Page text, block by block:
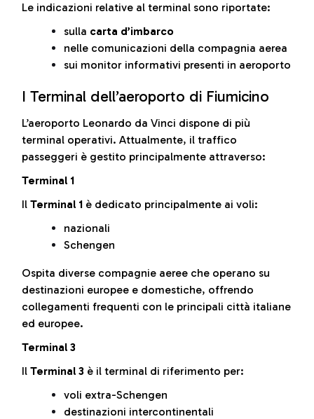
Le indicazioni relative al terminal sono riportate:
sulla carta d’imbarco
nelle comunicazioni della compagnia aerea
sui monitor informativi presenti in aeroporto
I Terminal dell’aeroporto di Fiumicino
L’aeroporto Leonardo da Vinci dispone di più
terminal operativi. Attualmente, il traffico
passeggeri è gestito principalmente attraverso:
Terminal 1
Il Terminal 1 è dedicato principalmente ai voli:
nazionali
Schengen
Ospita diverse compagnie aeree che operano su
destinazioni europee e domestiche, offrendo
collegamenti frequenti con le principali città italiane
ed europee.
Terminal 3
Il Terminal 3 è il terminal di riferimento per:
voli extra-Schengen
destinazioni intercontinentali